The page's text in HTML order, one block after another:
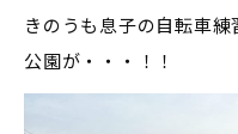
きのうも息子の自転車練
公園が・・・！！